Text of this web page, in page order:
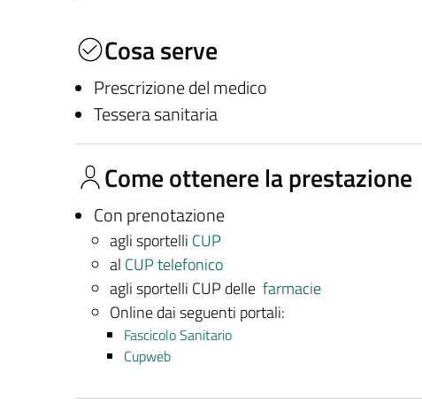
Cosa serve
Prescrizione del medico
Tessera sanitaria
Come ottenere la prestazione
Con prenotazione
agli sportelli CUP
al CUP telefonico
agli sportelli CUP delle farmacie
Online dai seguenti portali:
Fascicolo Sanitario
Cupweb